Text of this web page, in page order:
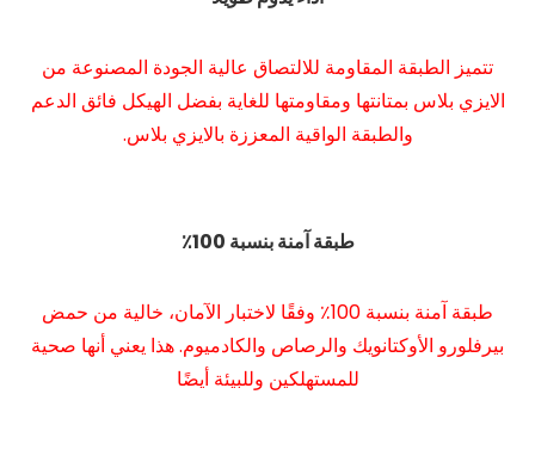
تتميز الطبقة المقاومة للالتصاق عالية الجودة المصنوعة من
الايزي بلاس بمتانتها ومقاومتها للغاية بفضل الهيكل فائق الدعم
والطبقة الواقية المعززة بالايزي بلاس.
طبقة آمنة بنسبة 100٪
طبقة آمنة بنسبة 100٪ وفقًا لاختبار الآمان، خالية من حمض
بيرفلورو الأوكتانويك والرصاص والكادميوم. هذا يعني أنها صحية
للمستهلكين وللبيئة أيضًا